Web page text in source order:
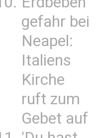
gefahr bei
Neapel:
Italiens
Kirche
ruft zum
Gebet auf